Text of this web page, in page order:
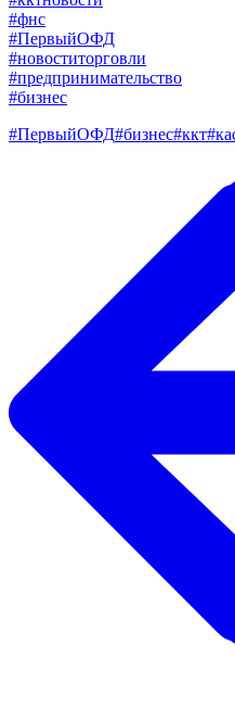
#фнс
#ПервыйОФД
#новоститорговли
#предпринимательство
#бизнес
#ПервыйОФД#бизнес#ккт